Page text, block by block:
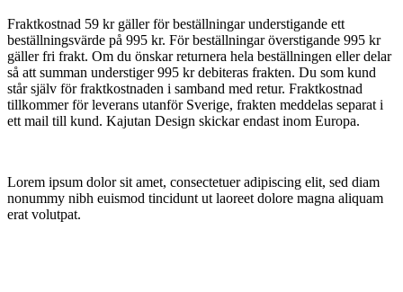
Fraktkostnad 59 kr gäller för beställningar understigande ett
beställningsvärde på 995 kr. För beställningar överstigande 995 kr
gäller fri frakt. Om du önskar returnera hela beställningen eller delar
så att summan understiger 995 kr debiteras frakten. Du som kund
står själv för fraktkostnaden i samband med retur. Fraktkostnad
tillkommer för leverans utanför Sverige, frakten meddelas separat i
ett mail till kund. Kajutan Design skickar endast inom Europa.
Lorem ipsum dolor sit amet, consectetuer adipiscing elit, sed diam
nonummy nibh euismod tincidunt ut laoreet dolore magna aliquam
erat volutpat.